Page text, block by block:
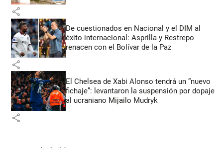
share
De cuestionados en Nacional y el DIM al
éxito internacional: Asprilla y Restrepo
renacen con el Bolívar de la Paz
share
El Chelsea de Xabi Alonso tendrá un “nuevo
fichaje”: levantaron la suspensión por dopaje
al ucraniano Mijailo Mudryk
share